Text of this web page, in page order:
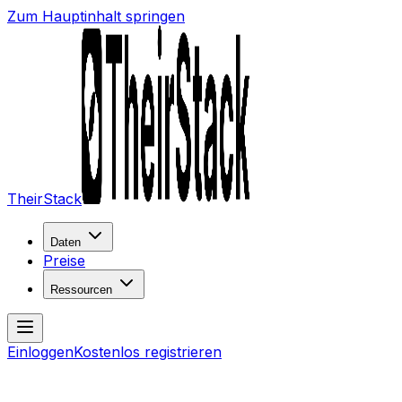
Zum Hauptinhalt springen
TheirStack
Daten
Preise
Ressourcen
EinloggenKostenlos registrieren